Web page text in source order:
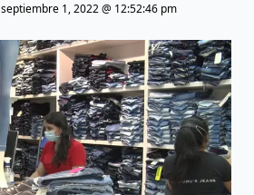
septiembre 1, 2022 @ 12:52:46 pm